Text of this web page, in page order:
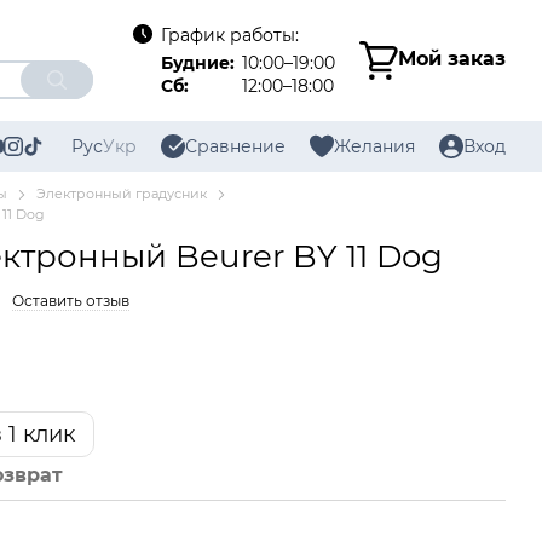
График работы:
Будние: 10:00–19:00
Сб:
12:00–18:00
Мой заказ
РусУкр Сравнение Желания Вход
Электронный градусник
Dog
Beurer BY 11 Dog
Оставить отзыв
клик